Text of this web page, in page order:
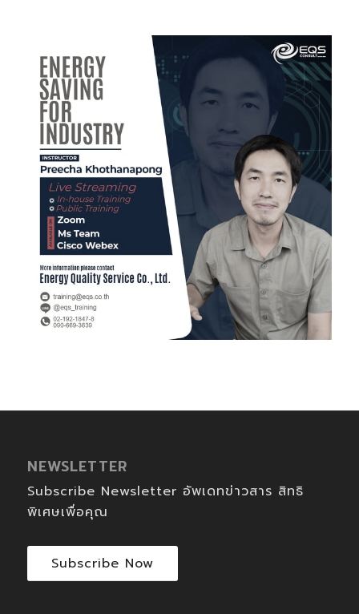
NEWSLETTER
Subscribe Newsletter อัพเดทข่าวสาร สิทธิ
พิเศษเพื่อคุณ
Subscribe Now